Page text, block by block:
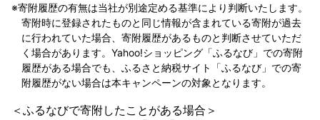
寄附履歴の有無は当社が別途定める基準により判断いたします。
寄附時に登録されたものと同じ情報が含まれている寄附が過去
に行われていた場合、寄附履歴があるものと判断させていただ
く場合があります。Yahoo!ショッピング「ふるなび」での寄附
履歴がある場合でも、ふるさと納税サイト「ふるなび」での寄
附履歴がない場合は本キャンペーンの対象となります。
＜ふるなびで寄附したことがある場合＞